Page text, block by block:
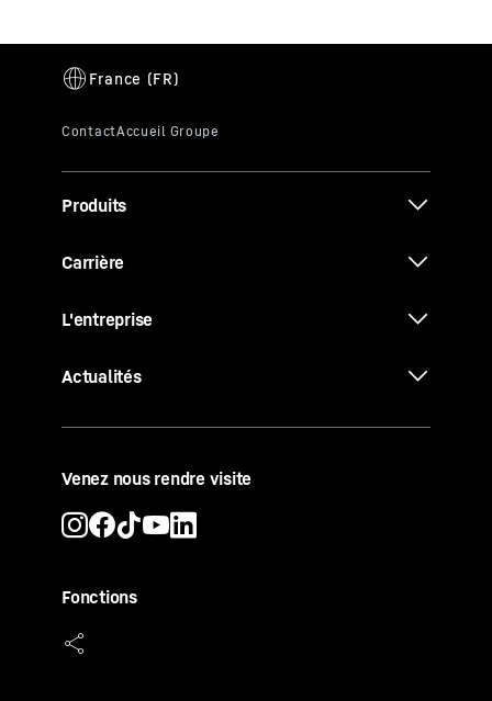
Produits
Carrière
L'entreprise
Actualités
Venez nous rendre visite
Fonctions